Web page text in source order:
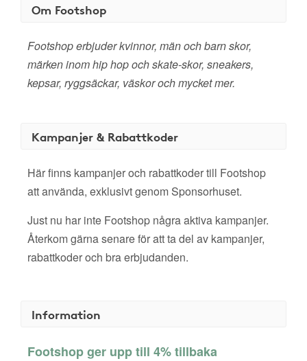
Om Footshop
Footshop erbjuder kvinnor, män och barn skor,
märken inom hip hop och skate-skor, sneakers,
kepsar, ryggsäckar, väskor och mycket mer.
Kampanjer & Rabattkoder
Här finns kampanjer och rabattkoder till Footshop
att använda, exklusivt genom Sponsorhuset.
Just nu har inte Footshop några aktiva kampanjer.
Återkom gärna senare för att ta del av kampanjer,
rabattkoder och bra erbjudanden.
Information
Footshop ger upp till 4% tillbaka